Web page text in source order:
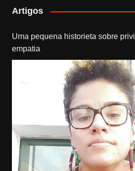
Artigos
Uma pequena historieta sobre
empatia